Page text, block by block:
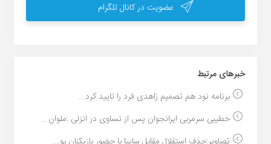
عضویت در کانال تلگرام
خبر‌های مرتبط
برنامه نود هم تصمیم زاهدی فرد را تایید کرد...
خطیبی سرمربی ایرانجوان پس از تساوی در انزلی :ملوان...